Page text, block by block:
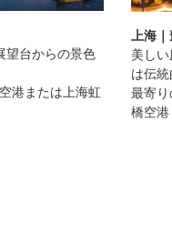
望台からの景色
港または上海虹
上海｜
美し
は伝統
最寄
橋空港